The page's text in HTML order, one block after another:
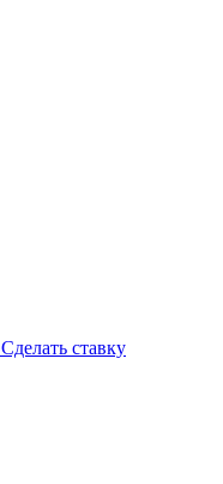
Сделать ставку